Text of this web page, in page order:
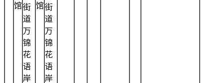
馆街
道
万
锦
花
语
岸
馆街
道
万
锦
花
语
岸